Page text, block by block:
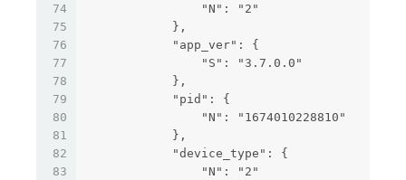
74
75
76
77
78
79
80
81
82
83
                "N": "2"
            },
            "app_ver": {
                "S": "3.7.0.0"
            },
            "pid": {
                "N": "1674010228810"
            },
            "device_type": {
                "N": "2"